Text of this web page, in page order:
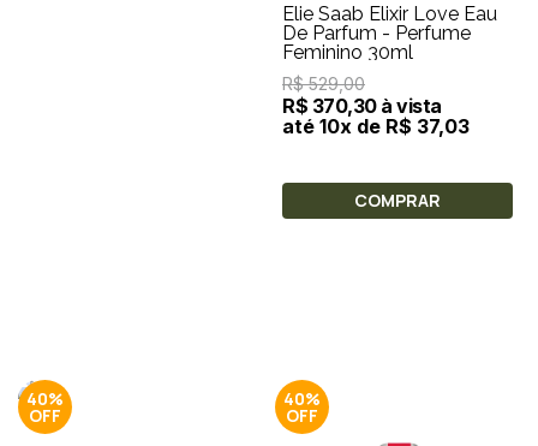
Elie Saab Elixir Love Eau
De Parfum - Perfume
Feminino 30ml
R$ 529,00
R$ 370,30 à vista
até 10x de R$ 37,03
COMPRAR
40% 40%